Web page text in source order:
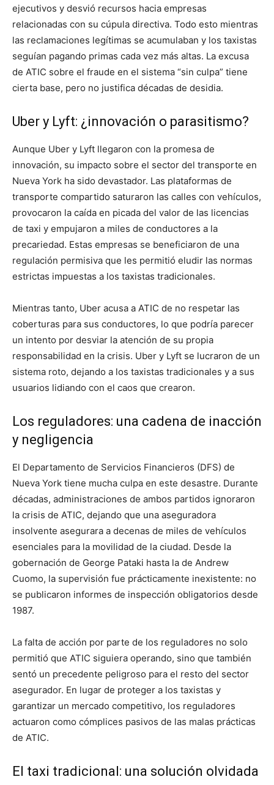
ejecutivos y desvió recursos hacia empresas
relacionadas con su cúpula directiva. Todo esto mientras
las reclamaciones legítimas se acumulaban y los taxistas
seguían pagando primas cada vez más altas. La excusa
de ATIC sobre el fraude en el sistema “sin culpa” tiene
cierta base, pero no justifica décadas de desidia.
Uber y Lyft: ¿innovación o parasitismo?
Aunque Uber y Lyft llegaron con la promesa de
innovación, su impacto sobre el sector del transporte en
Nueva York ha sido devastador. Las plataformas de
transporte compartido saturaron las calles con vehículos,
provocaron la caída en picada del valor de las licencias
de taxi y empujaron a miles de conductores a la
precariedad. Estas empresas se beneficiaron de una
regulación permisiva que les permitió eludir las normas
estrictas impuestas a los taxistas tradicionales.
Mientras tanto, Uber acusa a ATIC de no respetar las
coberturas para sus conductores, lo que podría parecer
un intento por desviar la atención de su propia
responsabilidad en la crisis. Uber y Lyft se lucraron de un
sistema roto, dejando a los taxistas tradicionales y a sus
usuarios lidiando con el caos que crearon.
Los reguladores: una cadena de inacción
y negligencia
El Departamento de Servicios Financieros (DFS) de
Nueva York tiene mucha culpa en este desastre. Durante
décadas, administraciones de ambos partidos ignoraron
la crisis de ATIC, dejando que una aseguradora
insolvente asegurara a decenas de miles de vehículos
esenciales para la movilidad de la ciudad. Desde la
gobernación de George Pataki hasta la de Andrew
Cuomo, la supervisión fue prácticamente inexistente: no
se publicaron informes de inspección obligatorios desde
1987.
La falta de acción por parte de los reguladores no solo
permitió que ATIC siguiera operando, sino que también
sentó un precedente peligroso para el resto del sector
asegurador. En lugar de proteger a los taxistas y
garantizar un mercado competitivo, los reguladores
actuaron como cómplices pasivos de las malas prácticas
de ATIC.
El taxi tradicional: una solución olvidada